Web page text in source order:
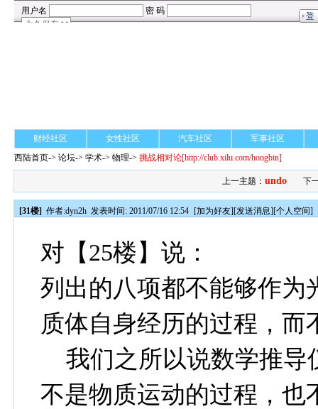
财经社区 女性社区 汽车社区
军事社区
西陆首页->论坛->学术-> 物理->挑战相对论[http://club.xilu.com/hongbin]
上一主题：undo 下
[31楼] 作者:dyn2h 发表时间: 2011/07/16 12:54 [加为好友][发送消息][个人空间]
对【25楼】说：
列出的八项都不能够作为
质体自身经历的过程，而
我们之所以说数学推导
不是物质运动的过程，也